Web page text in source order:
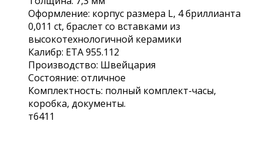
Оформление: корпус размера L, 4 бриллианта
0,011 сt, браслет со вставками из
высокотехнологичной керамики
Калибр: ЕТА 955.112
Производство: Швейцария
Состояние: отличное
Комплектность: полный комплект-часы,
коробка, документы.
т6411